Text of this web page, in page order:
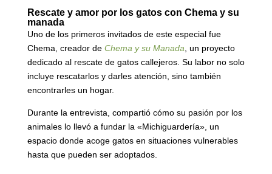
Rescate y amor por los gatos con Chema y su
manada
Uno de los primeros invitados de este especial fue
Chema, creador de Chema y su Manada, un proyecto
dedicado al rescate de gatos callejeros. Su labor no solo
incluye rescatarlos y darles atención, sino también
encontrarles un hogar.
Durante la entrevista, compartió cómo su pasión por los
animales lo llevó a fundar la «Michiguardería», un
espacio donde acoge gatos en situaciones vulnerables
hasta que pueden ser adoptados.